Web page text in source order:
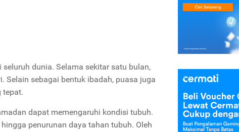
dunia. Selama sekitar satu bulan,
sebagai bentuk ibadah, puasa juga
tepat.
dapat memengaruhi kondisi tubuh.
penurunan daya tahan tubuh. Oleh